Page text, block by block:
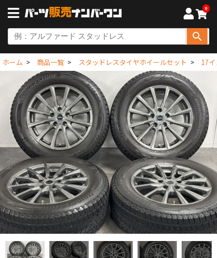
0
ホーム 商品一覧 スタッドレスタイヤホイールセット 17